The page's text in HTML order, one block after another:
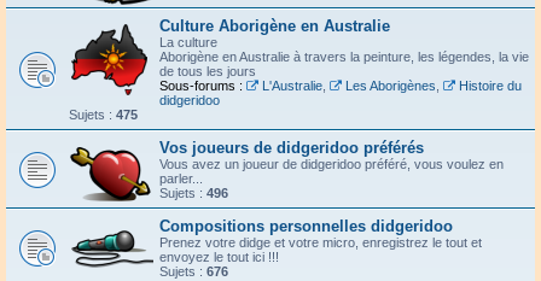
Culture Aborigène en Australie
La culture
Aborigène en Australie à travers la peinture, les légendes, la vie
de tous les jours
Sous-forums :
L'Australie, Les Aborigènes
Histoire du
didgeridoo
Sujets : 475
Vos joueurs de didgeridoo préférés
Vous avez un joueur de didgeridoo préféré, vous voulez en
parler...
Sujets : 496
Compositions personnelles didgeridoo
Prenez votre didge et votre micro, enregistrez le tout et
envoyez le tout ici !!!
Sujets : 676